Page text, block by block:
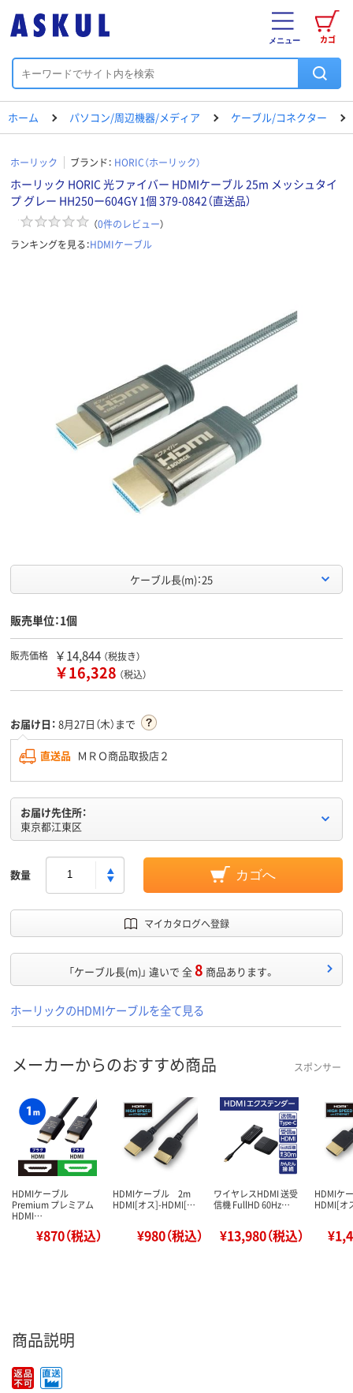
カゴ
メニュー
ホーム パソコン/周辺機器/メディア ケーブル/コネクター
ホーリック ブランド： HORIC（ホーリック）
ホーリック HORIC 光ファイバー HDMIケーブル 25m メッシュタイ
プ グレー HH250ー604GY 1個 379-0842（直送品）
（0件のレビュー）
ランキングを見る：HDMIケーブル
ケーブル長(m)：25
販売単位：1個
販売価格 ￥14,844 （税抜き）
￥16,328 （税込）
お届け日： 8月27日（木）まで
直送品 ＭＲＯ商品取扱店２
お届け先住所：
東京都江東区
数量 カゴへ
マイカタログへ登録
「ケーブル長(m)」 違いで 全8 商品あります。
ホーリックのHDMIケーブルを全て見る
メーカーからのおすすめ商品 スポンサー
HDMIケーブル
Premium プレミアム
HDMI…
¥870（税込）
HDMIケーブル 2m
HDMI[オス]-HDMI[…
¥980（税込）
ワイヤレスHDMI 送受
信機 FullHD 60Hz…
¥13,980（税込）
HDMI
HDMI[
商品説明